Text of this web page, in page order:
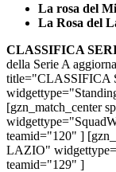
La rosa del
La Rosa del
CLASSIFICA
della Serie A
title="CLASSIFICA
[gzn_match_center
teamid="120" ]
LAZIO"
teamid="129" ]